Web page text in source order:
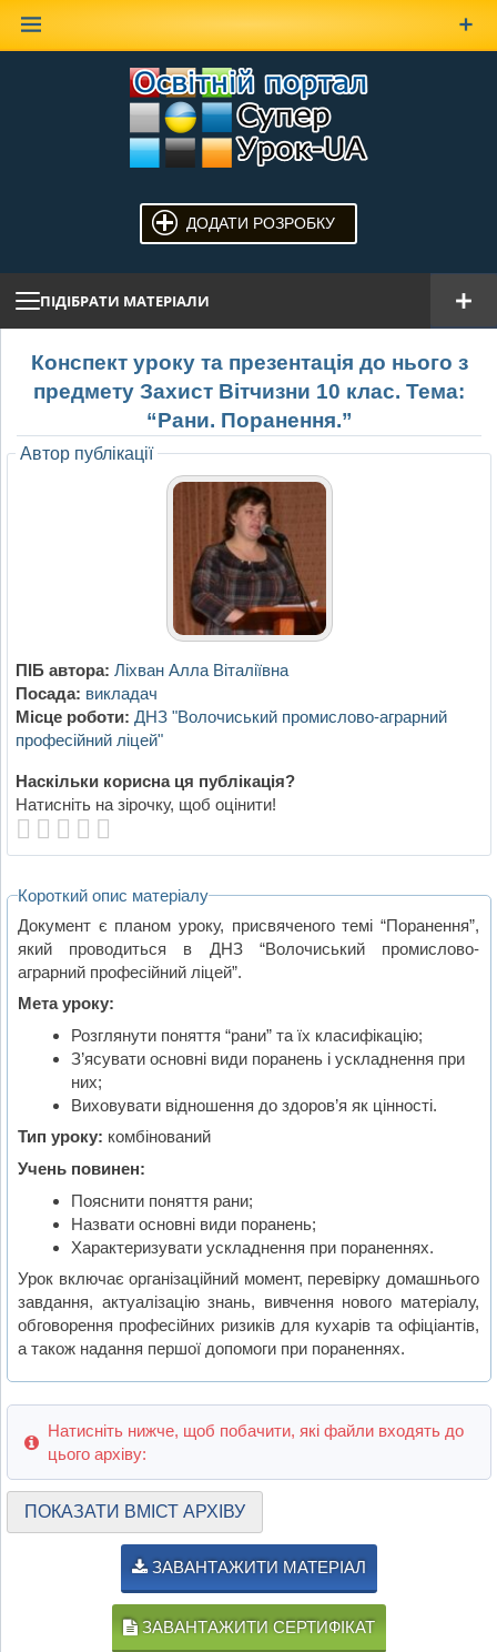
ДОДАТИ РОЗРОБКУ
ПІДІБРАТИ МАТЕРІАЛИ
Конспект уроку та презентація до нього з
предмету Захист Вітчизни 10 клас. Тема:
“Рани. Поранення.”
Автор публікації
ПІБ автора: Ліхван Алла Віталіївна
Посада: викладач
Місце роботи: ДНЗ "Волочиський промислово-аграрний
професійний ліцей"
Наскільки корисна ця публікація?
Натисніть на зірочку, щоб оцінити!
Короткий опис матеріалу
Документ є планом уроку, присвяченого темі “Поранення”,
який проводиться в ДНЗ “Волочиський промислово-
аграрний професійний ліцей”.
Мета уроку:
Розглянути поняття “рани” та їх класифікацію;
З’ясувати основні види поранень і ускладнення при
них;
Виховувати відношення до здоров’я як цінності.
Тип уроку: комбінований
Учень повинен:
Пояснити поняття рани;
Назвати основні види поранень;
Характеризувати ускладнення при пораненнях.
Урок включає організаційний момент, перевірку домашнього
завдання, актуалізацію знань, вивчення нового матеріалу,
обговорення професійних ризиків для кухарів та офіціантів,
а також надання першої допомоги при пораненнях.
Натисніть нижче, щоб побачити, які файли входять до
цього архіву:
ПОКАЗАТИ ВМІСТ АРХІВУ
ЗАВАНТАЖИТИ МАТЕРІАЛ
ЗАВАНТАЖИТИ СЕРТИФІКАТ